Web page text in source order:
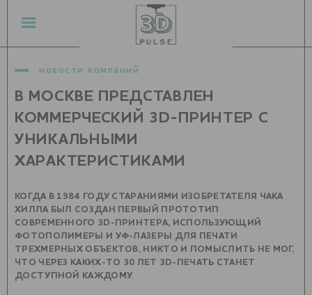
новости компаний
В МОСКВЕ ПРЕДСТАВЛЕН
КОММЕРЧЕСКИЙ 3D-ПРИНТЕР С
УНИКАЛЬНЫМИ
ХАРАКТЕРИСТИКАМИ
КОГДА В 1984 ГОДУ СТАРАНИЯМИ ИЗОБРЕТАТЕЛЯ ЧАКА
ХИЛЛА БЫЛ СОЗДАН ПЕРВЫЙ ПРОТОТИП
СОВРЕМЕННОГО 3D-ПРИНТЕРА, ИСПОЛЬЗУЮЩИЙ
ФОТОПОЛИМЕРЫ И УФ-ЛАЗЕРЫ ДЛЯ ПЕЧАТИ
ТРЕХМЕРНЫХ ОБЪЕКТОВ, НИКТО И ПОМЫСЛИТЬ НЕ МОГ,
ЧТО ЧЕРЕЗ КАКИХ-ТО 30 ЛЕТ 3D-ПЕЧАТЬ СТАНЕТ
ДОСТУПНОЙ КАЖДОМУ.